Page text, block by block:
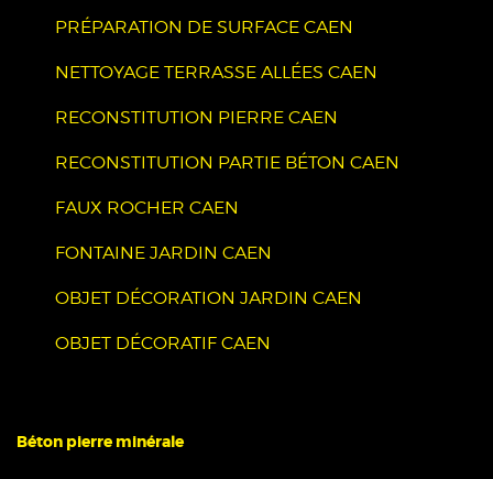
PRÉPARATION DE SURFACE CAEN
NETTOYAGE TERRASSE ALLÉES CAEN
RECONSTITUTION PIERRE CAEN
RECONSTITUTION PARTIE BÉTON CAEN
FAUX ROCHER CAEN
FONTAINE JARDIN CAEN
OBJET DÉCORATION JARDIN CAEN
OBJET DÉCORATIF CAEN
Béton pierre minérale